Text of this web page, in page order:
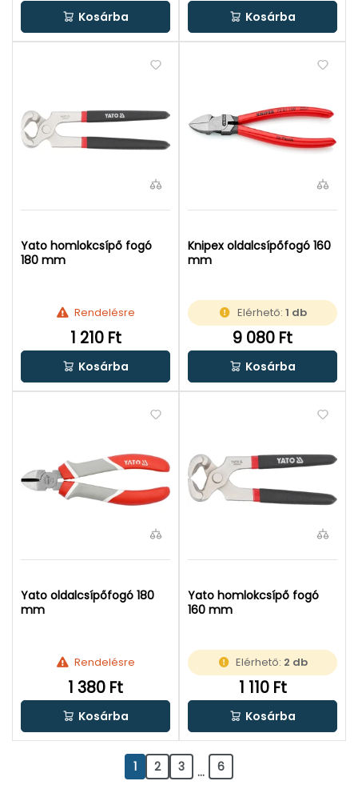
Kosárba Kosárba
Yato homlokcsípő fogó
180 mm
Rendelésre
1 210 Ft
Kosárba
Knipex oldalcsípőfogó 160
mm
Elérhető: 1 db
9 080 Ft
Kosárba
Yato oldalcsípőfogó 180
mm
Rendelésre
1 380 Ft
Kosárba
Yato homlokcsípő fogó
160 mm
Elérhető: 2 db
1 110 Ft
Kosárba
1 2 3 ... 6